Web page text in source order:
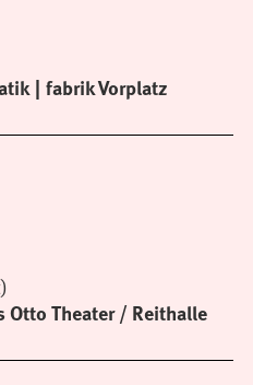
fabrik Vorplatz
Otto Theater / Reithalle